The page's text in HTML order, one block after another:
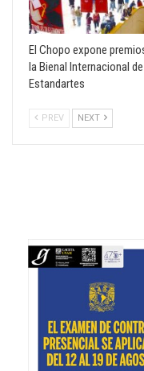
El Chopo expone
la Bienal Internacional de
Estandartes
PREV NEXT